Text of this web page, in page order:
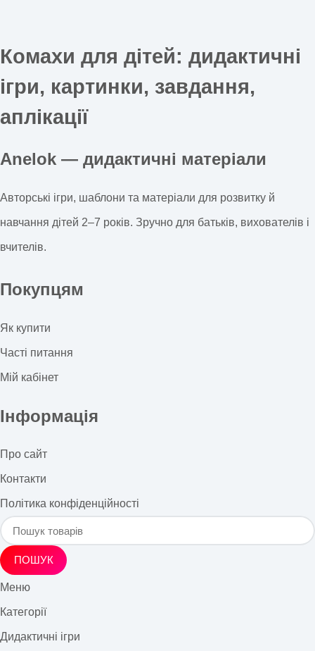
Комахи для дітей: дидактичні
ігри, картинки, завдання,
аплікації
Anelok — дидактичні матеріали
Авторські ігри, шаблони та матеріали для розвитку й
навчання дітей 2–7 років. Зручно для батьків, вихователів і
вчителів.
Покупцям
Як купити
Часті питання
Мій кабінет
Інформація
Про сайт
Контакти
Політика конфіденційності
ПОШУК
Меню
Категорії
Дидактичні ігри